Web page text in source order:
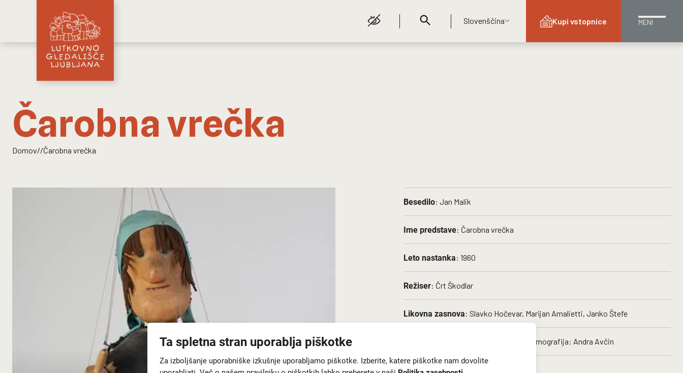
Ta spletna stran uporablja piškotke
Za izboljšanje uporabniške izkušnje uporabljamo piškotke. Izberite, katere piškotke nam dovolite
Slovenščina Kupi vstopnice MENI
Čarobna vrečka
Domov//Čarobna vrečka
Besedilo: Jan Malik
Ime predstave: Čarobna vrečka
Leto nastanka: 1960
Režiser: Črt Škodlar
Likovna zasnova: Slavko Hočevar, Marijan Amalietti, Janko Štefe
: Marijan Amalietti, kostumografija: Andra Avčin
Zbirka: Lutkovno gledališče Ljubljana